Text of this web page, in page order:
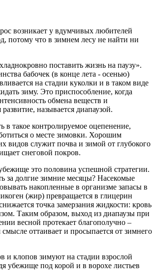
возникает у вдумчивых любителей
потому что в зимнем лесу не найти ни
поставить жизнь на паузу».
бабочек (в конце лета - осенью)
на стадии куколки и в таком виде
зиму. Это приспособление, когда
обмена веществ и
называется диапаузой.
в такое контролируемое оцепенение,
о месте зимовки. Хорошим
видов служит почва и зимой от глубокого
снеговой покров.
это половина успешной стратегии.
за долгие зимние месяцы? Насекомые
накопленные в организме запасы в
(жир) превращается в глицерин
точка замерзания жидкости: кровь
Таким образом, выход из диапаузы при
весной протекает благополучно –
оттаивает и просыпается от зимнего
и клопов зимуют на стадии взрослой
убежище под корой и в ворохе листьев